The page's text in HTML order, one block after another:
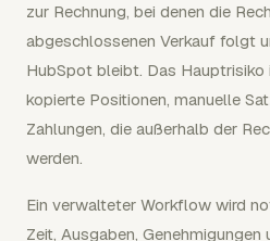
zur Rechnung, bei denen die
abgeschlossenen Verkauf folgt
HubSpot bleibt. Das
kopierte Positionen, manuelle
Zahlungen, die außerhalb der
werden.
Ein verwalteter Workflow wird
Zeit, Ausgaben, Genehmigungen